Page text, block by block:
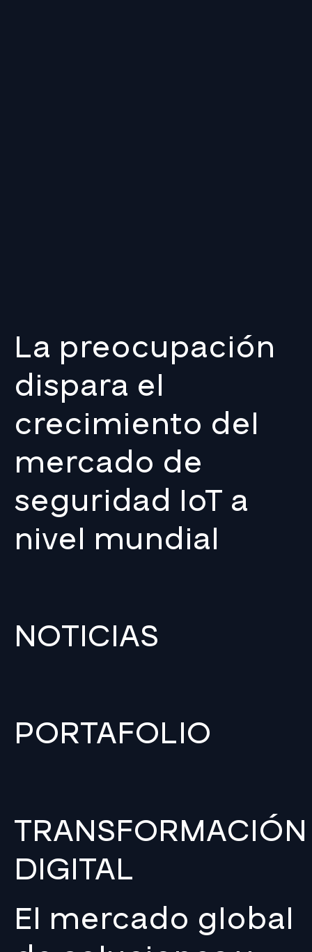
La preocupación
dispara el
crecimiento del
mercado de
seguridad IoT a
nivel mundial
NOTICIAS
PORTAFOLIO
TRANSFORMACIÓN
DIGITAL
El mercado global